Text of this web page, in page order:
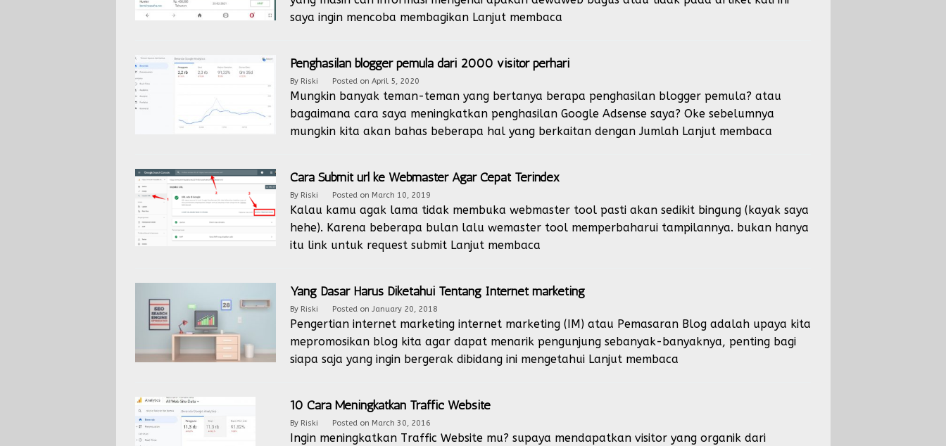
saya ingin mencoba membagikan Lanjut membaca
Penghasilan blogger pemula dari 2000 visitor perhari
By Riski Posted on April 5, 2020
Mungkin banyak teman-teman yang bertanya berapa penghasilan blogger pemula? atau
bagaimana cara saya meningkatkan penghasilan Google Adsense saya? Oke sebelumnya
mungkin kita akan bahas beberapa hal yang berkaitan dengan Jumlah Lanjut membaca
Cara Submit url ke Webmaster Agar Cepat Terindex
By Riski Posted on March 10, 2019
Kalau kamu agak lama tidak membuka webmaster tool pasti akan sedikit bingung (kayak saya
hehe). Karena beberapa bulan lalu wemaster tool memperbaharui tampilannya. bukan hanya
itu link untuk request submit Lanjut membaca
Yang Dasar Harus Diketahui Tentang Internet marketing
By Riski Posted on January 20, 2018
Pengertian internet marketing internet marketing (IM) atau Pemasaran Blog adalah upaya kita
mepromosikan blog kita agar dapat menarik pengunjung sebanyak-banyaknya, penting bagi
siapa saja yang ingin bergerak dibidang ini mengetahui Lanjut membaca
10 Cara Meningkatkan Traffic Website
By Riski Posted on March 30, 2016
Ingin meningkatkan Traffic Website mu? supaya mendapatkan visitor yang organik dari